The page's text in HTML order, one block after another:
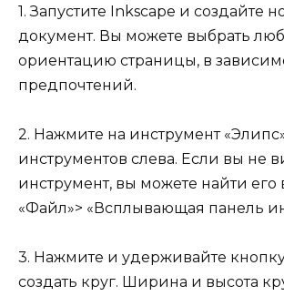
1. Запустите Inkscape и создайте
документ. Вы можете выбрать
ориентацию страницы, в
предпочтений.
2. Нажмите на инструмент
инструментов слева. Если вы не
инструмент, вы можете найти
«Файл»> «Всплывающая панель
3. Нажмите и удерживайте
создать круг. Ширина и высота